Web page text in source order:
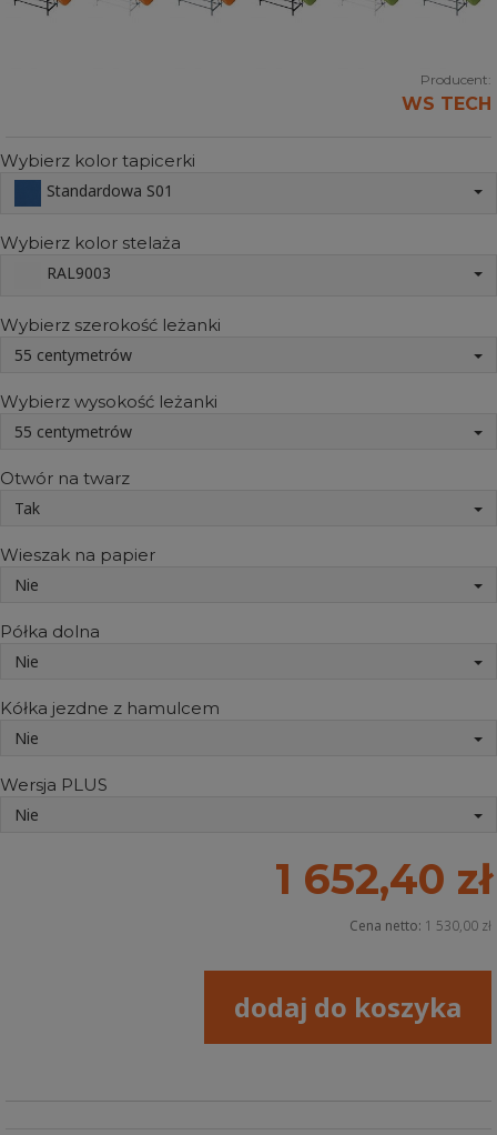
Producent:
WS TECH
Wybierz kolor tapicerki
Standardowa S01
Wybierz kolor stelaża
RAL9003
Wybierz szerokość leżanki
55 centymetrów
Wybierz wysokość leżanki
55 centymetrów
Otwór na twarz
Tak
Wieszak na papier
Nie
Półka dolna
Nie
Kółka jezdne z hamulcem
Nie
Wersja PLUS
Nie
1 652,40 zł
Cena netto: 1 530,00 zł
dodaj do koszyka